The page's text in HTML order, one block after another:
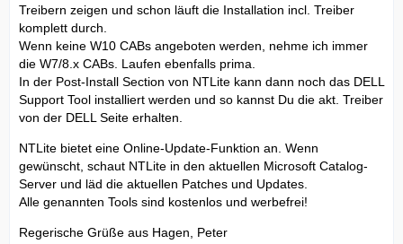
Treibern zeigen und schon läuft die Installation incl. Treiber
komplett durch.
Wenn keine W10 CABs angeboten werden, nehme ich immer
die W7/8.x CABs. Laufen ebenfalls prima.
In der Post-Install Section von NTLite kann dann noch das DELL
Support Tool installiert werden und so kannst Du die akt. Treiber
von der DELL Seite erhalten.
NTLite bietet eine Online-Update-Funktion an. Wenn
gewünscht, schaut NTLite in den aktuellen Microsoft Catalog-
Server und läd die aktuellen Patches und Updates.
Alle genannten Tools sind kostenlos und werbefrei!
Regerische Grüße aus Hagen, Peter